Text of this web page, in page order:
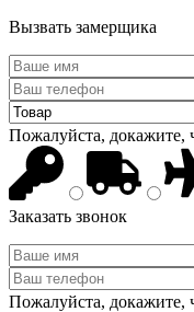
Вызвать замерщика
Пожалуйста, докажите,
Заказать звонок
Пожалуйста, докажите,